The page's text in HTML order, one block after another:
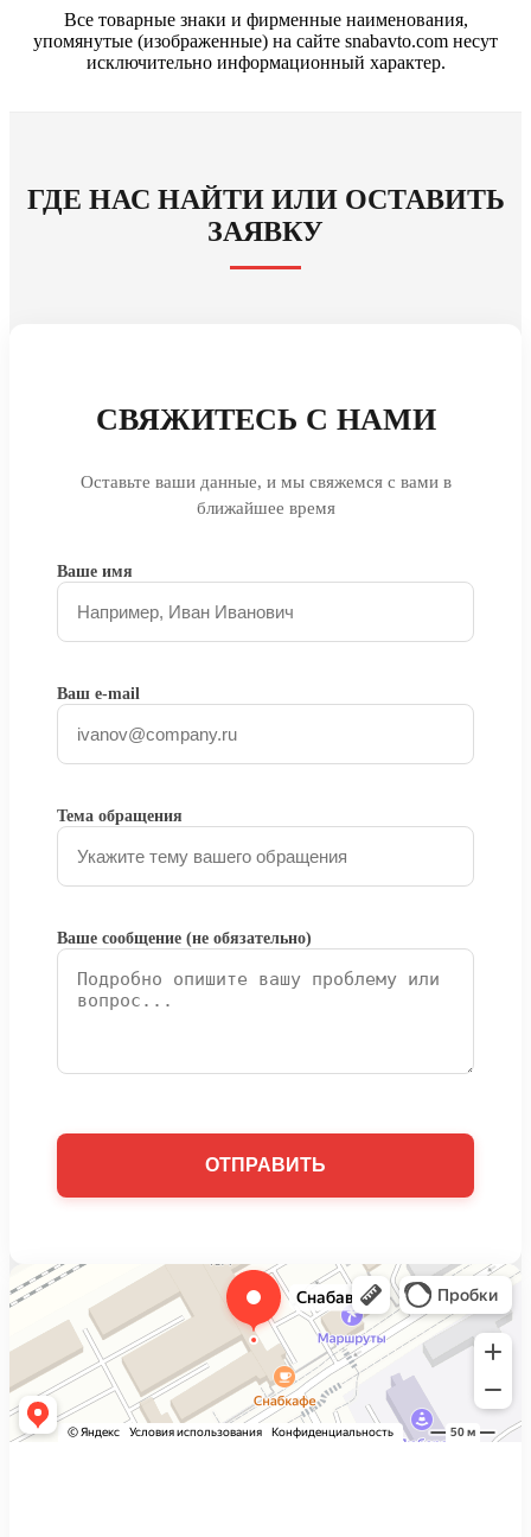
Все товарные знаки и фирменные наименования,
упомянутые (изображенные) на сайте snabavto.com несут
исключительно информационный характер.
ГДЕ НАС НАЙТИ ИЛИ ОСТАВИТЬ
ЗАЯВКУ
СВЯЖИТЕСЬ С НАМИ
Оставьте ваши данные, и мы свяжемся с вами в
ближайшее время
Ваше имя
Ваш e-mail
Тема обращения
Ваше сообщение (не обязательно)